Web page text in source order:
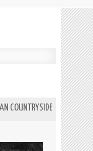
COUNTRYSIDE